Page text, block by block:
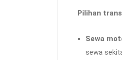
Pilihan
Sewa
sewa